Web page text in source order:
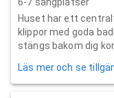
Huset har ett
klippor med goda
stängs bakom dig
Läs mer och se